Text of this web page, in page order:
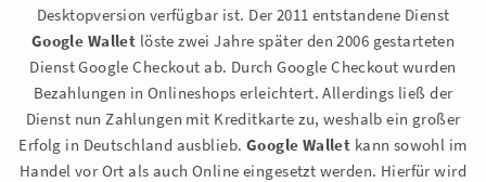
Desktopversion verfügbar ist. Der 2011 entstandene Dienst
Google Wallet löste zwei Jahre später den 2006 gestarteten
Dienst Google Checkout ab. Durch Google Checkout wurden
Bezahlungen in Onlineshops erleichtert. Allerdings ließ der
Dienst nun Zahlungen mit Kreditkarte zu, weshalb ein großer
Erfolg in Deutschland ausblieb. Google Wallet kann sowohl im
Handel vor Ort als auch Online eingesetzt werden. Hierfür wird